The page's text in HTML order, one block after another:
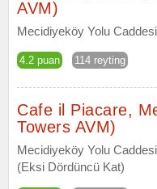
AVM)
Mecidiyeköy Yolu
4.2 puan 114 reyting
Cafe il Piacare,
Towers AVM)
Mecidiyeköy Yolu
(Eksi Dördüncü Kat)